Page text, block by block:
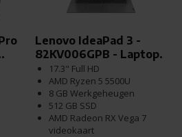
Lenovo IdeaPad 3 -
82KV006GPB - Laptop.
17.3" Full HD
AMD Ryzen 5 5500U
8 GB Werkgeheugen
512 GB SSD
AMD Radeon RX Vega 7
videokaart